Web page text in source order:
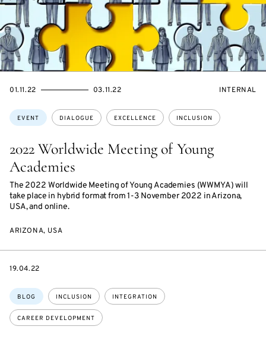
2022 Worldwide Meeting of Young
Academies
The 2022 Worldwide Meeting of Young Academies (WWMYA) will
take place in hybrid format from 1-3 November 2022 in Arizona,
USA, and online.
Topics:
EVENT DIALOGUE EXCELLENCE INCLUSION
STARTS
01.11.22
ENDS
03.11.22
EVENT
INTERNAL
ARIZONA, USA
Topics:
BLOG INCLUSION INTEGRATION
CAREER DEVELOPMENT
DATE
19.04.22